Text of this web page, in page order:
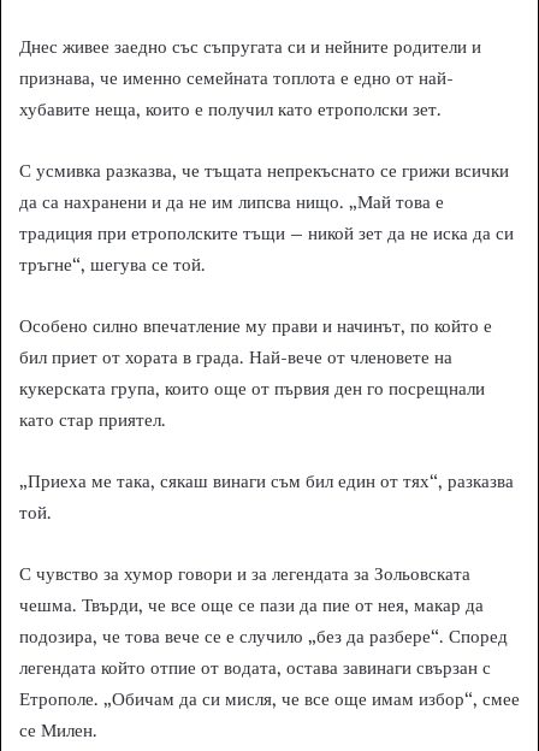
Днес живее заедно със съпругата си и нейните родители и
признава, че именно семейната топлота е едно от най-
хубавите неща, които е получил като етрополски зет.
С усмивка разказва, че тъщата непрекъснато се грижи всички
да са нахранени и да не им липсва нищо. „Май това е
традиция при етрополските тъщи – никой зет да не иска да си
тръгне“, шегува се той.
Особено силно впечатление му прави и начинът, по който е
бил приет от хората в града. Най-вече от членовете на
кукерската група, които още от първия ден го посрещнали
като стар приятел.
„Приеха ме така, сякаш винаги съм бил един от тях“, разказва
той.
С чувство за хумор говори и за легендата за Зольовската
чешма. Твърди, че все още се пази да пие от нея, макар да
подозира, че това вече се е случило „без да разбере“. Според
легендата който отпие от водата, остава завинаги свързан с
Етрополе. „Обичам да си мисля, че все още имам избор“, смее
се Милен.